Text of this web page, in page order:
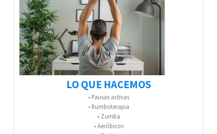
LO QUE HACEMOS
• Pausas activas
• Rumboterapia
• Zumba
• Aeróbicos